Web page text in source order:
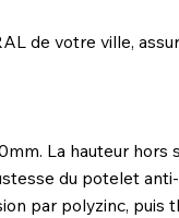
de votre ville,
La hauteur hors
du potelet
par polyzinc, puis